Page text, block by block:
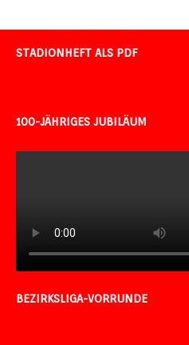
STADIONHEFT ALS PDF
100-JÄHRIGES JUBILÄUM
BEZIRKSLIGA-VORRUNDE